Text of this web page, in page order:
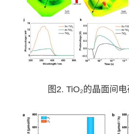
图2. TiO₂的晶面间